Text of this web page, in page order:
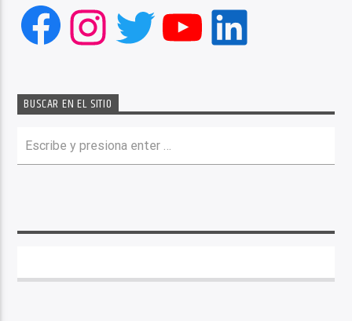
Facebook
Instagram
Twitter
YouTube
LinkedIn
BUSCAR EN EL SITIO